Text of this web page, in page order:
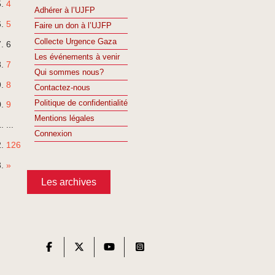
4
5
6
7
8
9
...
126
»
Adhérer à l’UJFP
Faire un don à l’UJFP
Collecte Urgence Gaza
Les événements à venir
Qui sommes nous?
Contactez-nous
Politique de confidentialité
Mentions légales
Connexion
Les archives